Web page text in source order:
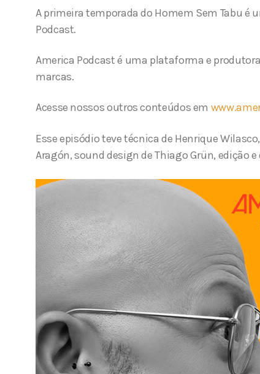
A primeira temporada do Homem Sem Tabu é
Podcast.
America Podcast é uma plataforma e
marcas.
Acesse nossos outros conteúdos em
Esse episódio teve técnica de Henrique
Aragón, sound design de Thiago Grün, edição